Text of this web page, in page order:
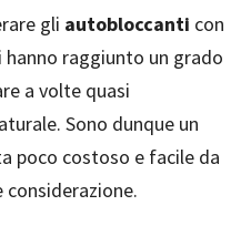
gli autobloccanti con
raggiunto un grado
a volte quasi
Sono dunque un
poco costoso e facile da
considerazione.